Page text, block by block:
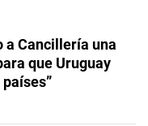
a Cancillería una
que Uruguay